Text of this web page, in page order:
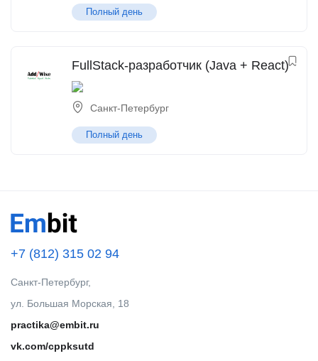
Полный день
FullStack-разработчик (Java + React)
Санкт-Петербург
Полный день
+7 (812) 315 02 94
Санкт-Петербург,
ул. Большая Морская, 18
practika@embit.ru
vk.com/cppksutd